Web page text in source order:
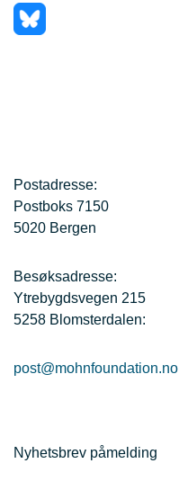
Postadresse:
Postboks 7150
5020 Bergen
Besøksadresse:
Ytrebygdsvegen 215
5258 Blomsterdalen:
post@mohnfoundation.no
Nyhetsbrev påmelding